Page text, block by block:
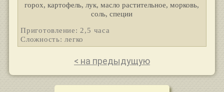
горох, картофель, лук, масло растительное, морковь,
соль, специи
Приготовление: 2,5 часа
Сложность: легко
< на предыдущую